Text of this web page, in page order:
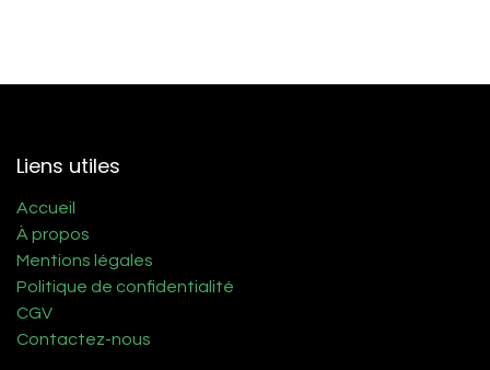
Liens utiles
Accueil
À propos
Mentions légales
Politique de confidentialité
CGV
Contactez-nous